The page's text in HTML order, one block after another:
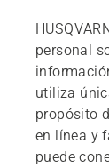
personal
utiliza
propósito
en línea y
puede